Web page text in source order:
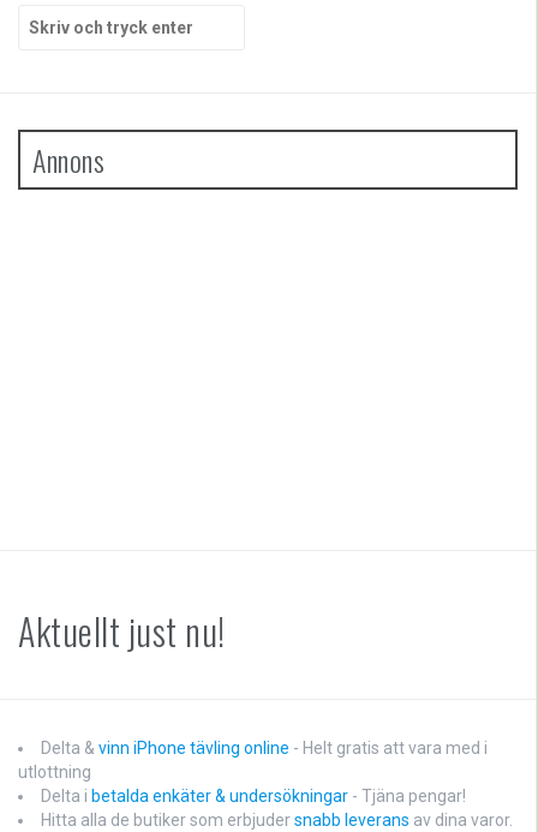
Sök
efter:
Annons
Aktuellt just nu!
Delta &vinn iPhone tävling online - Helt gratis att vara med i
utlottning
Delta i betalda enkäter & undersökningar - Tjäna pengar!
Hitta alla de butiker som erbjudersnabb leverans av dina varor.